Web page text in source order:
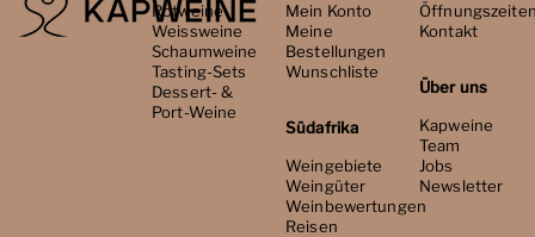
Rotweine
Weissweine
Schaumweine
Tasting-Sets
Dessert- &
Port-Weine
Mein Konto
Meine
Bestellungen
Wunschliste
Südafrika
Weingebiete
Weingüter
Weinbewertungen
Reisen
Kontakt
Über uns
Kapweine
Team
Jobs
Newsletter